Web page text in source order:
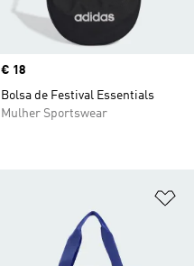
Price
€ 18
Bolsa de Festival Essentials
Mulher Sportswear